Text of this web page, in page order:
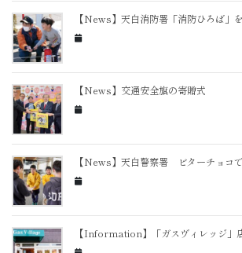
【News】天白消防署「消防ひろば」
【News】交通安全旗の寄贈式
【News】天白警察署 ビターチョコ
【Information】「ガスヴィレッジ」